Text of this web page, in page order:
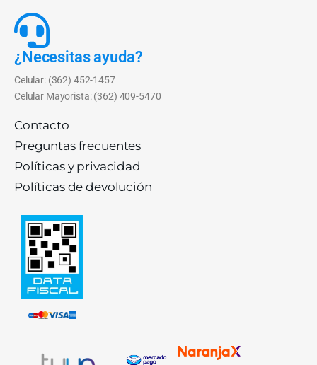
¿Necesitas ayuda?
Celular: (362) 452-1457
Celular Mayorista: (362) 409-5470
Contacto
Preguntas frecuentes
Políticas y privacidad
Políticas de devolución